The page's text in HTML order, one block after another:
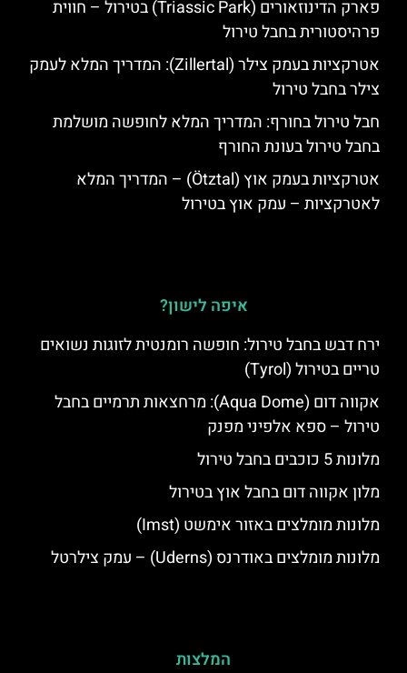
פארק הדינוזאורים (Triassic Park) בטירול – חווית
פרהיסטורית בחבל טירול
אטרקציות בעמק צילר (Zillertal): המדריך המלא לעמק
צילר בחבל טירול
חבל טירול בחורף: המדריך המלא לחופשה מושלמת
בחבל טירול בעונת החורף
אטרקציות בעמק אוץ (Ötztal) – המדריך המלא
לאטרקציות – עמק אוץ בטירול
איפה לישון?
ירח דבש בחבל טירול: חופשה רומנטית לזוגות נשואים
טריים בטירול (Tyrol)
אקווה דום (Aqua Dome): מרחצאות תרמיים בחבל
טירול – ספא אלפיני מפנק
מלונות 5 כוכבים בחבל טירול
מלון אקווה דום בחבל אוץ בטירול
מלונות מומלצים באזור אימשט (Imst)
מלונות מומלצים באודרנס (Uderns) – עמק צילרטל
המלצות